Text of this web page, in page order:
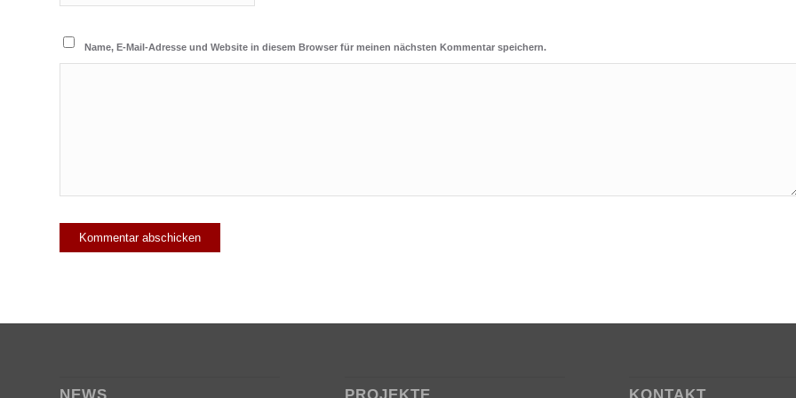
Name, E-Mail-Adresse und Website in diesem Browser für meinen nächsten Kommentar speichern.
NEWS PROJEKTE KONTAKT